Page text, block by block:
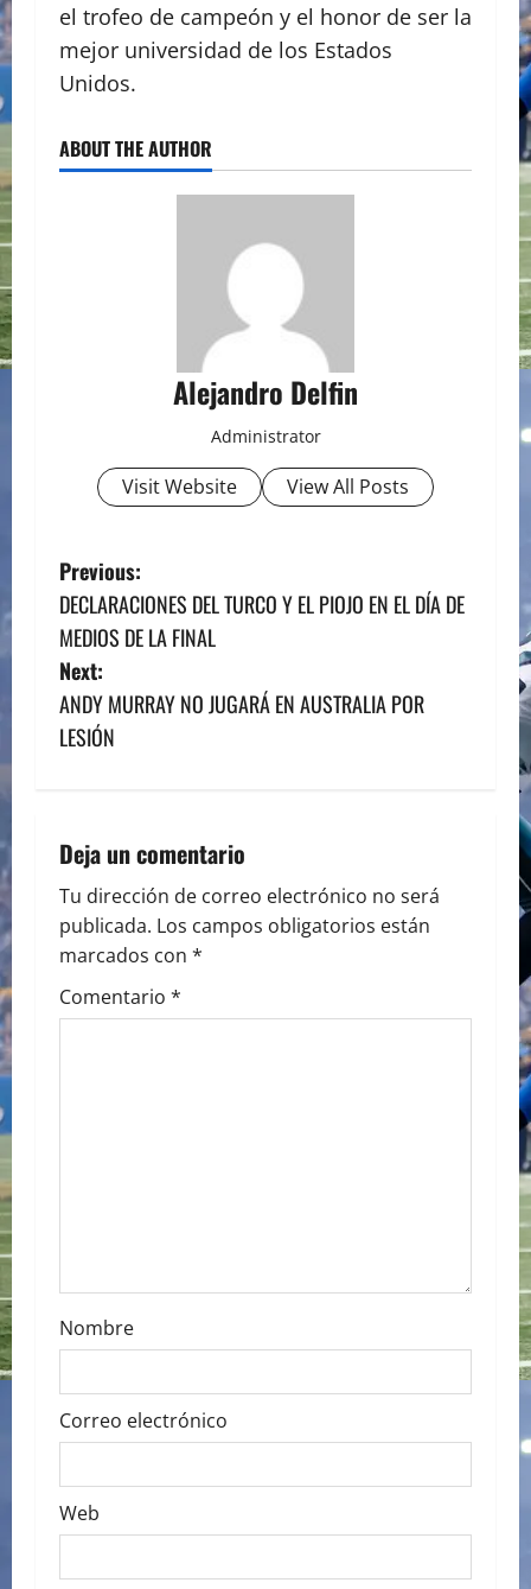
el trofeo de campeón y el honor de ser la
mejor universidad de los Estados
Unidos.
ABOUT THE AUTHOR
Alejandro Delfin
Administrator
Visit Website View All Posts
P
o
s
t
v
i
g
a
Previous:
DECLARACIONES DEL TURCO Y EL PIOJO EN EL DÍA DE
MEDIOS DE LA FINAL
Next:
ANDY MURRAY NO JUGARÁ EN AUSTRALIA POR
LESIÓN
Deja un comentario
Tu dirección de correo electrónico no será
publicada. Los campos obligatorios están
marcados con *
Comentario *
Nombre
Correo electrónico
Web